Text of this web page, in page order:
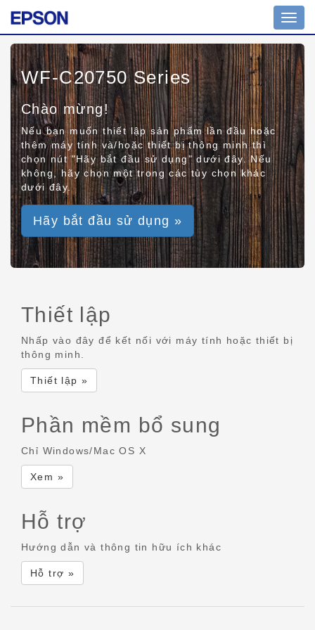
WF-C20750 Series
Chào mừng!
Nếu bạn muốn thiết lập sản phẩm lần đầu hoặc
thêm máy tính và/hoặc thiết bị thông minh thì
chọn nút "Hãy bắt đầu sử dụng" dưới đây. Nếu
không, hãy chọn một trong các tùy chọn khác
dưới đây.
Hãy bắt đầu sử dụng »
Thiết lập
Nhấp vào đây để kết nối với máy tính hoặc thiết bị
thông minh.
Thiết lập »
Phần mềm bổ sung
Chỉ Windows/Mac OS X
Xem »
Hỗ trợ
Hướng dẫn và thông tin hữu ích khác
Hỗ trợ »